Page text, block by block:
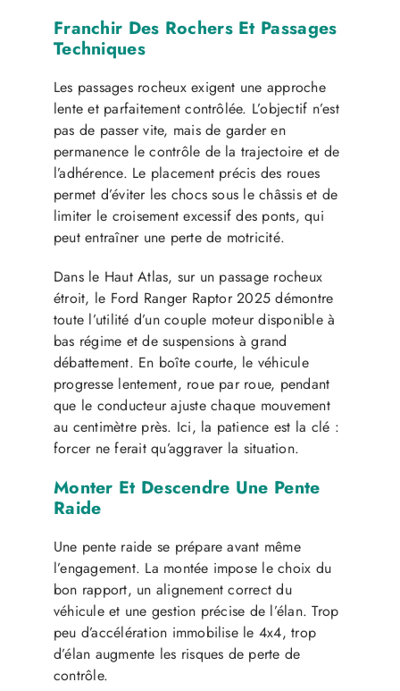
Franchir Des Rochers Et Passages
Techniques
Les passages rocheux exigent une approche
lente et parfaitement contrôlée. L’objectif n’est
pas de passer vite, mais de garder en
permanence le contrôle de la trajectoire et de
l’adhérence. Le placement précis des roues
permet d’éviter les chocs sous le châssis et de
limiter le croisement excessif des ponts, qui
peut entraîner une perte de motricité.
Dans le Haut Atlas, sur un passage rocheux
étroit, le Ford Ranger Raptor 2025 démontre
toute l’utilité d’un couple moteur disponible à
bas régime et de suspensions à grand
débattement. En boîte courte, le véhicule
progresse lentement, roue par roue, pendant
que le conducteur ajuste chaque mouvement
au centimètre près. Ici, la patience est la clé :
forcer ne ferait qu’aggraver la situation.
Monter Et Descendre Une Pente
Raide
Une pente raide se prépare avant même
l’engagement. La montée impose le choix du
bon rapport, un alignement correct du
véhicule et une gestion précise de l’élan. Trop
peu d’accélération immobilise le 4x4, trop
d’élan augmente les risques de perte de
contrôle.